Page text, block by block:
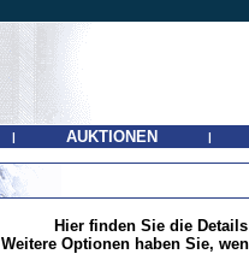
| AUKTIONEN |
Hier finden Sie die
Weitere Optionen haben Sie,